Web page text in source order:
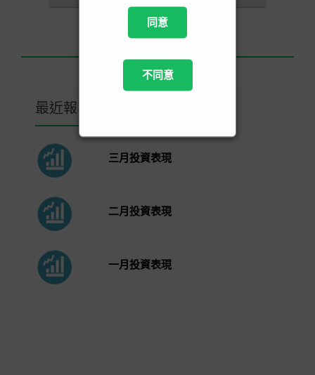
同意
不同意
最近報導
三月投資表現
二月投資表現
一月投資表現